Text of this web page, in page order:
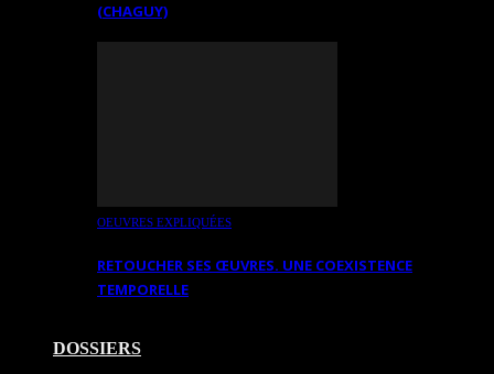
(CHAGUY)
OEUVRES EXPLIQUÉES
RETOUCHER SES ŒUVRES. UNE COEXISTENCE
TEMPORELLE
DOSSIERS